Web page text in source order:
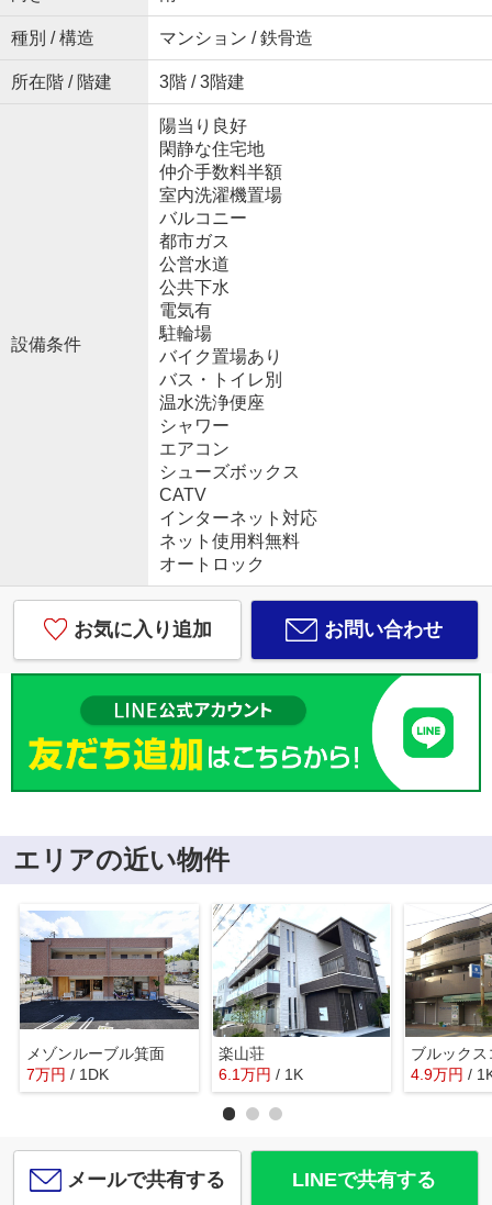
種別 / 構造 マンション / 鉄骨造
所在階 / 階建 3階 / 3階建
設備条件
陽当り良好
閑静な住宅地
仲介手数料半額
室内洗濯機置場
バルコニー
都市ガス
公営水道
公共下水
電気有
駐輪場
バイク置場あり
バス・トイレ別
温水洗浄便座
シャワー
エアコン
シューズボックス
CATV
インターネット対応
ネット使用料無料
オートロック
お気に入り追加 お問い合わせ
エリアの近い物件
メゾンルーブル箕面
7万円 / 1DK
楽山荘
6.1万円 / 1K
ブルック
4.9万円 /
メールで共有する LINEで共有する